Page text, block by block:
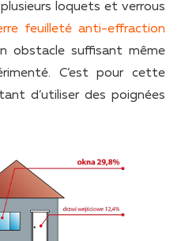
loquets et verrous
feuilleté anti-effraction
obstacle suffisant même
C’est pour cette
d’utiliser des poignées